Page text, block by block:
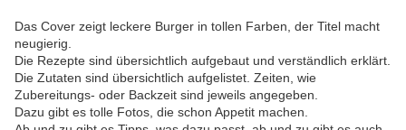
Das Cover zeigt leckere Burger in tollen Farben, der Titel macht
neugierig.
Die Rezepte sind übersichtlich aufgebaut und verständlich erklärt.
Die Zutaten sind übersichtlich aufgelistet. Zeiten, wie
Zubereitungs- oder Backzeit sind jeweils angegeben.
Dazu gibt es tolle Fotos, die schon Appetit machen.